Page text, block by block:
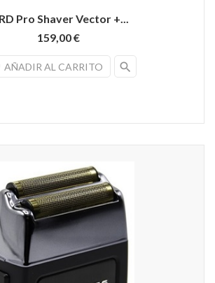
Pro Shaver Vector +...
159,00 €
AÑADIR AL CARRITO search